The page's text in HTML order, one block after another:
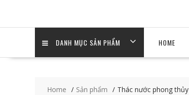
DANH MỤC SẢN PHẨM HOME
Home Sản phẩm Thác nước phong thủy